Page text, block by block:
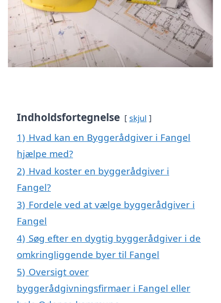
Indholdsfortegnelse skjul
1) Hvad kan en Byggerådgiver i Fangel
hjælpe med?
2) Hvad koster en byggerådgiver i
Fangel?
3) Fordele ved at vælge byggerådgiver i
Fangel
4) Søg efter en dygtig byggerådgiver i de
omkringliggende byer til Fangel
5) Oversigt over
byggerådgivningsfirmaer i Fangel eller